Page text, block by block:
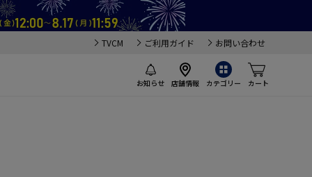
TVCM ご利用ガイド お問い合わせ
お知らせ 店舗情報 カテゴリー カート